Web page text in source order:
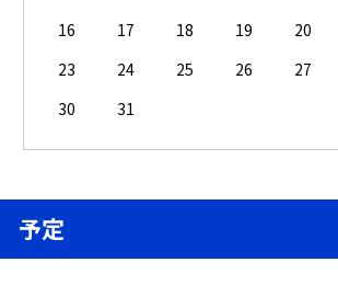
16
17 18 19 20
23
24 25 26 27
30
31
予定